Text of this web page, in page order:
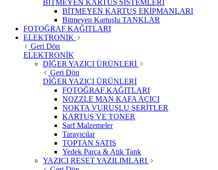
BİTMEYEN KARTUŞ SİSTEMLERİ
BİTMEYEN KARTUŞ EKİPMANLARI
Bitmeyen Kartuşlu TANKLAR
FOTOĞRAF KAĞITLARI
ELEKTRONİK
Geri Dön
ELEKTRONİK
DİĞER YAZICI ÜRÜNLERİ
Geri Dön
DİĞER YAZICI ÜRÜNLERİ
FOTOĞRAF KAĞITLARI
NOZZLE MAN KAFA AÇICI
NOKTA VURUŞLU ŞERİTLER
KARTUŞ VE TONER
Sarf Malzemeler
Tarayıcılar
TOPTAN SATIŞ
Yedek Parça & Atık Tank
YAZICI RESET YAZILIMLARI